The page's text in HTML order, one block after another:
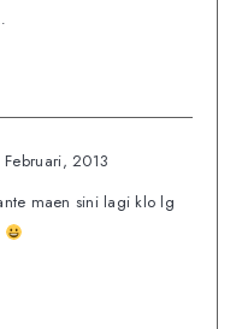
2013
maen sini lagi klo lg